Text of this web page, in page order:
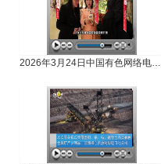
2026年3月24日中国有色网络电视新闻